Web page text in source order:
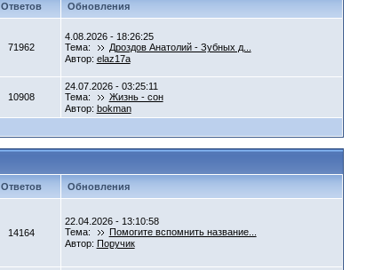
Ответов
Обновления
71962
4.08.2026 - 18:26:25
Тема:
Дроздов Анатолий - Зубных д...
Автор: elaz17a
10908
24.07.2026 - 03:25:11
Тема:
Жизнь - сон
Автор: bokman
Ответов
Обновления
14164
22.04.2026 - 13:10:58
Тема:
Помогите вспомнить название...
Автор: Поручик